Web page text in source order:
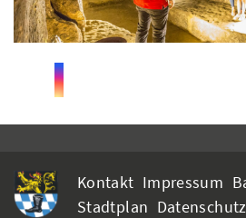
Kontakt Impressum
Stadtplan Datenschutz